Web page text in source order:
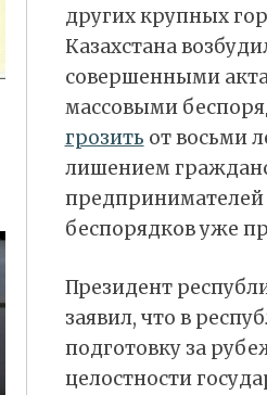
других крупных
Казахстана
совершенными
массовыми
грозить от восьми
лишением
предпринимателей
беспорядков уже
Президент
заявил, что в
подготовку за
целостности